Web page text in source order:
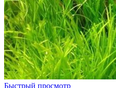
Быстрый просмотр